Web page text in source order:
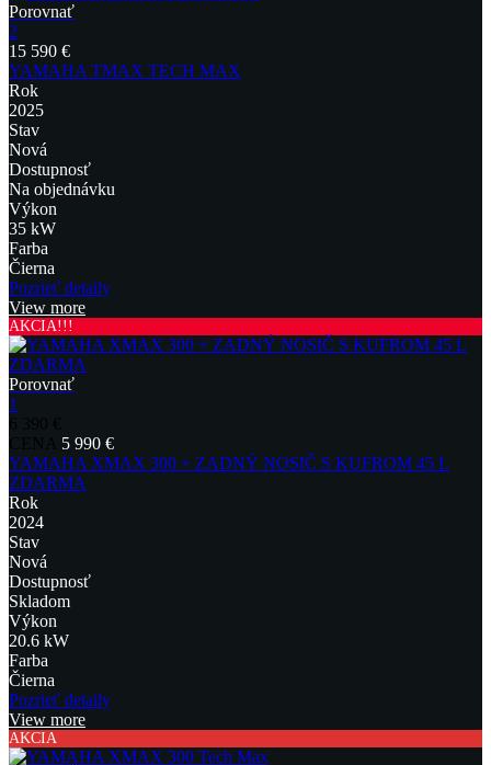
Porovnať
2
15 590 €
YAMAHA TMAX TECH MAX
Rok
2025
Stav
Nová
Dostupnosť
Na objednávku
Výkon
35 kW
Farba
Čierna
Pozrieť detaily
View more
AKCIA!!!
Porovnať
1
5 990 €
YAMAHA XMAX 300 + ZADNÝ NOSIČ S KUFROM 45 L
ZDARMA
Rok
2024
Stav
Nová
Dostupnosť
Skladom
Výkon
20.6 kW
Farba
Čierna
Pozrieť detaily
View more
AKCIA